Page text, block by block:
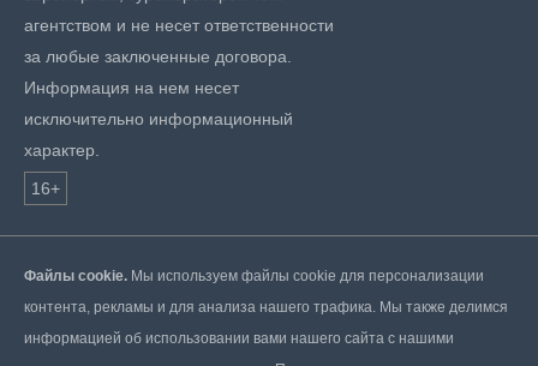
агентством и не несет ответственности
за любые заключенные договора.
Информация на нем несет
исключительно информационный
характер.
16+
Файлы cookie. Мы используем файлы cookie для персонализации
контента, рекламы и для анализа нашего трафика. Мы также делимся
информацией об использовании вами нашего сайта с нашими